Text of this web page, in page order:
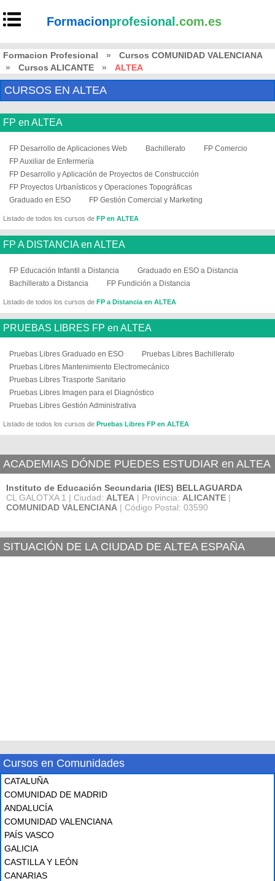
Formacionprofesional .com.es
Formacion Profesional »
Cursos COMUNIDAD VALENCIANA
»
Cursos ALICANTE » ALTEA
CURSOS EN ALTEA
FP en ALTEA
FP Desarrollo de Aplicaciones Web Bachillerato
FP Comercio
FP Auxiliar de Enfermería
FP Desarrollo y Aplicación de Proyectos de Construcción
FP Proyectos Urbanísticos y Operaciones Topográficas
Graduado en ESO
FP Gestión Comercial y Marketing
Listado de todos los cursos de FP en ALTEA
FP A DISTANCIA en ALTEA
FP Educación Infantil a Distancia
Graduado en ESO a Distancia
Bachillerato a Distancia
FP Fundición a Distancia
Listado de todos los cursos de FP a Distancia en ALTEA
PRUEBAS LIBRES FP en ALTEA
Pruebas Libres Graduado en ESO
Pruebas Libres Bachillerato
Pruebas Libres Mantenimiento Electromecánico
Pruebas Libres Trasporte Sanitario
Pruebas Libres Imagen para el Diagnóstico
Pruebas Libres Gestión Administrativa
Listado de todos los cursos de Pruebas Libres FP en ALTEA
ACADEMIAS DÓNDE PUEDES ESTUDIAR en ALTEA
Instituto de Educación Secundaria (IES) BELLAGUARDA
CL GALOTXA 1 | Ciudad: ALTEA | Provincia: ALICANTE |
COMUNIDAD VALENCIANA | Código Postal: 03590
SITUACIÓN DE LA CIUDAD DE ALTEA ESPAÑA
Cursos en Comunidades
CATALUÑA
COMUNIDAD DE MADRID
ANDALUCÍA
COMUNIDAD VALENCIANA
PAÍS VASCO
GALICIA
CASTILLA Y LEÓN
CANARIAS